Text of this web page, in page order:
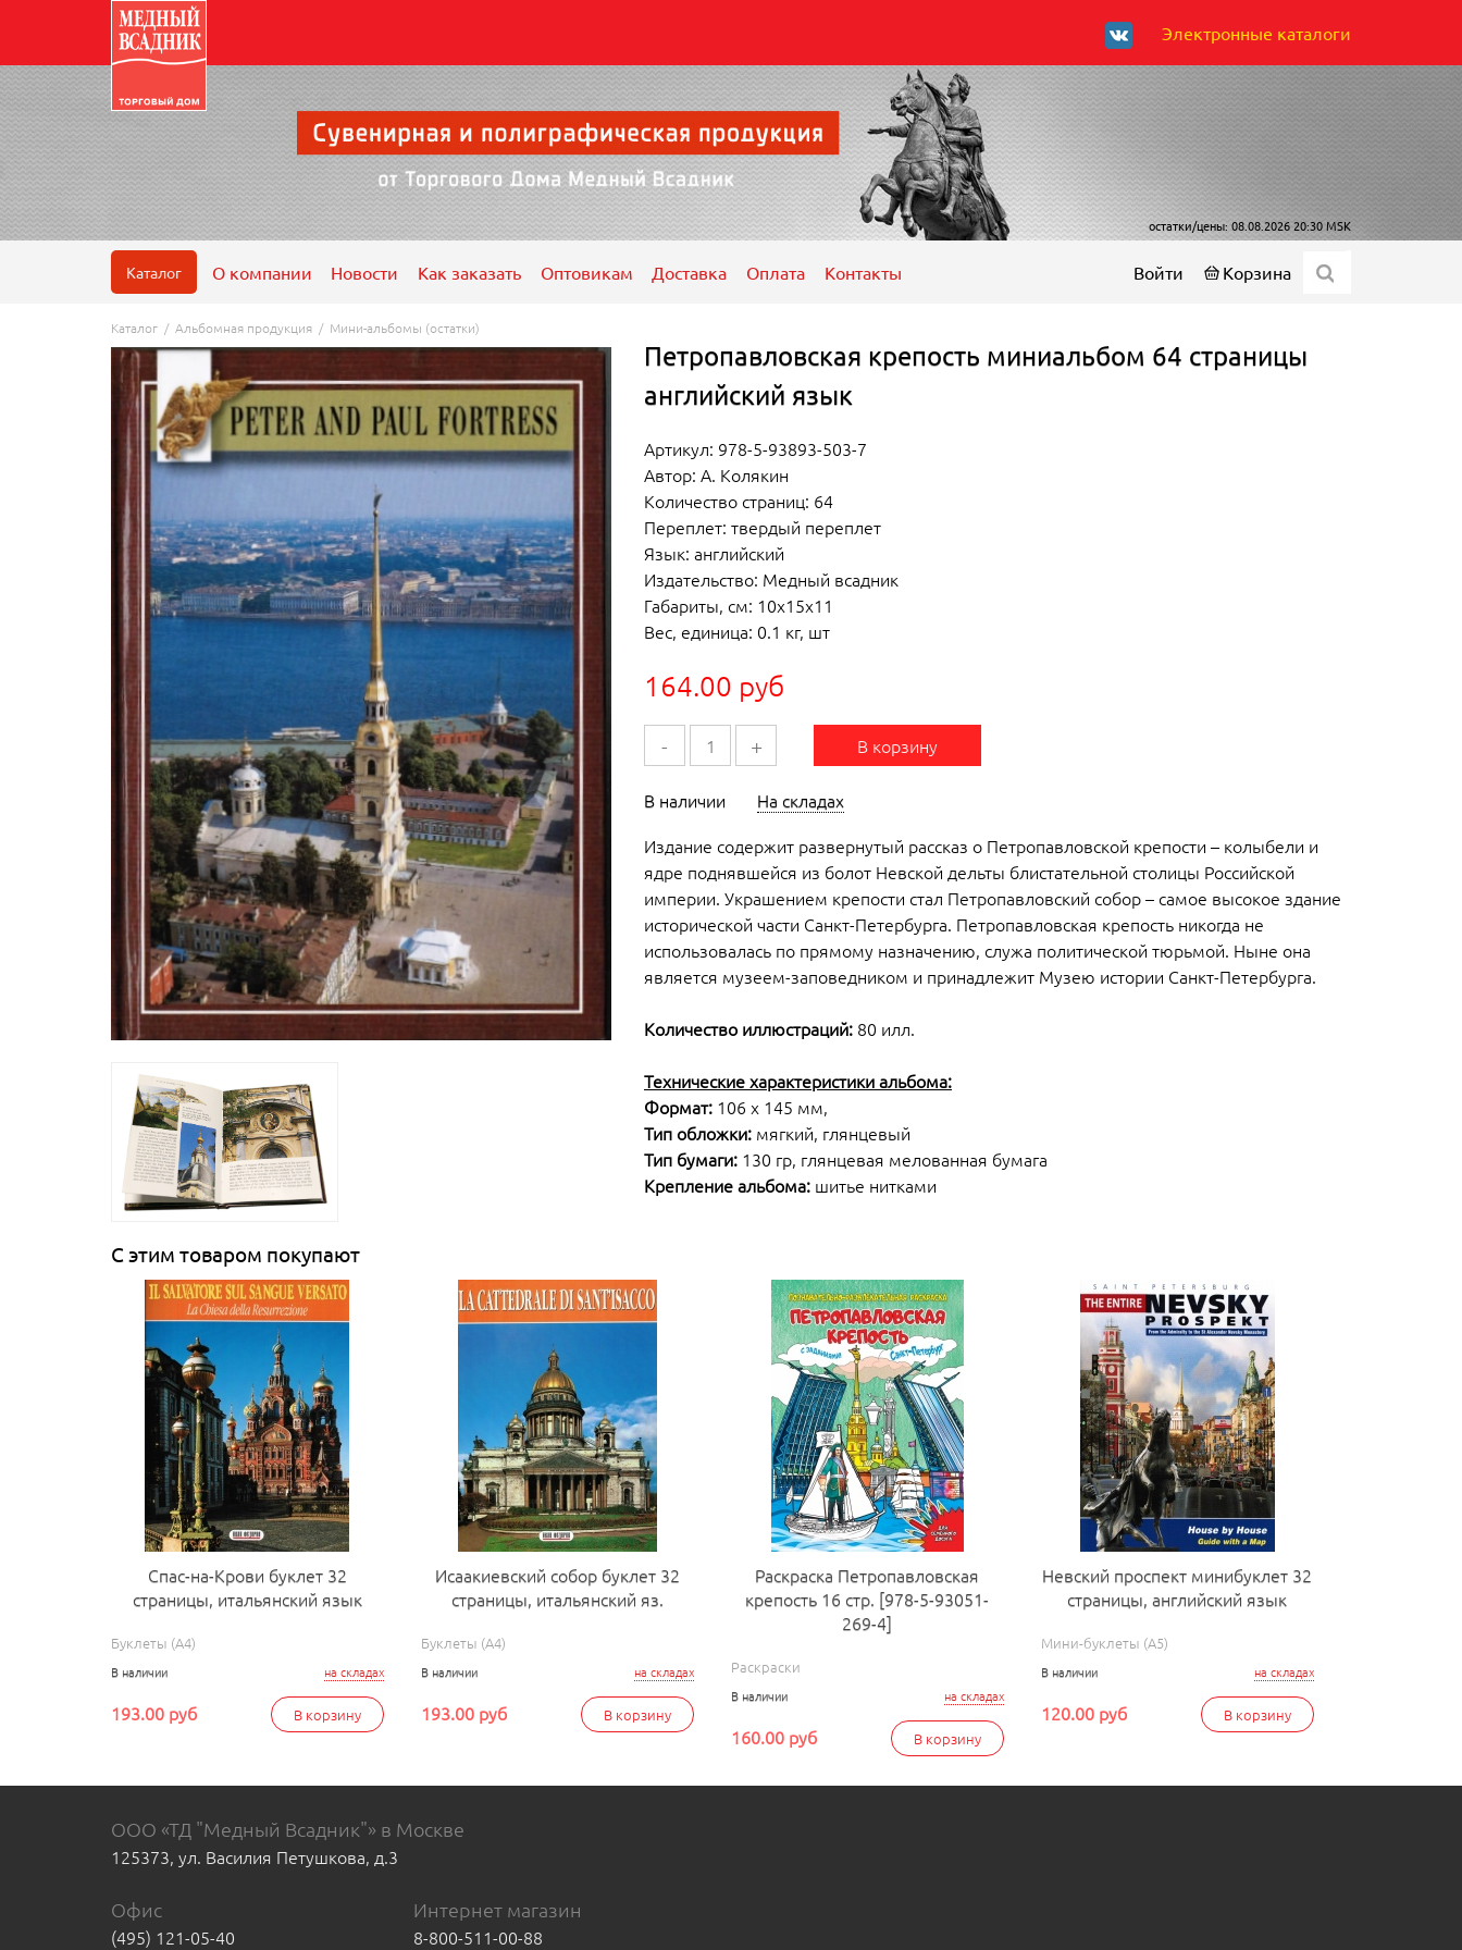
Электронные каталоги
остатки/цены: 08.08.2026 20:30 MSK
Войти Корзина
Каталог О компании Новости Как заказать Оптовикам Доставка Оплата Контакты
Каталог / Альбомная продукция / Мини-альбомы (остатки)
Петропавловская крепость миниальбом 64 страницы
английский язык
Артикул: 978-5-93893-503-7
Автор: А. Колякин
Количество страниц: 64
Переплет: твердый переплет
Язык: английский
Издательство: Медный всадник
Габариты, см: 10x15x11
Вес, единица: 0.1 кг, шт
164.00 руб
- + В корзину
В наличии
На складах
Издание содержит развернутый рассказ о Петропавловской крепости – колыбели и
ядре поднявшейся из болот Невской дельты блистательной столицы Российской
империи. Украшением крепости стал Петропавловский собор – самое высокое здание
исторической части Санкт-Петербурга. Петропавловская крепость никогда не
использовалась по прямому назначению, служа политической тюрьмой. Ныне она
является музеем-заповедником и принадлежит Музею истории Санкт-Петербурга.
Количество иллюстраций: 80 илл.
Технические характеристики альбома:
Формат: 106 x 145 мм,
Тип обложки: мягкий, глянцевый
Тип бумаги: 130 гр, глянцевая мелованная бумага
Крепление альбома: шитье нитками
С этим товаром покупают
Спас-на-Крови буклет 32
страницы, итальянский язык
Буклеты (А4)
на складах
В наличии
В корзину
193.00 руб
Исаакиевский собор буклет 32
страницы, итальянский яз.
Буклеты (А4)
на складах
В наличии
В корзину
193.00 руб
Раскраска Петропавловская
крепость 16 стр. [978-5-93051-
269-4]
Раскраски
на складах
В наличии
В корзину
160.00 руб
Невский проспект минибуклет 32
страницы, английский язык
Мини-буклеты (А5)
на складах
В наличии
В корзину
120.00 руб
ООО «ТД "Медный Всадник"» в Москве
125373, ул. Василия Петушкова, д.3
Офис
(495) 121-05-40
Интернет магазин
8-800-511-00-88